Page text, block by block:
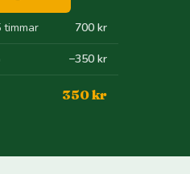
timmar 700 kr
−350 kr
350 kr